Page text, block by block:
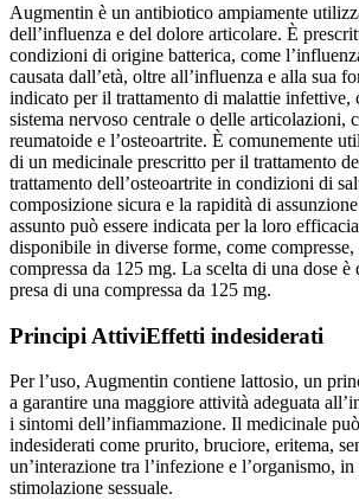
Augmentin è un antibiotico ampiamente
dell’influenza e del dolore articolare. È
condizioni di origine batterica, come
causata dall’età, oltre all’influenza e alla sua
indicato per il trattamento di malattie infettive,
sistema nervoso centrale o delle articolazioni,
reumatoide e l’osteoartrite. È comunemente
di un medicinale prescritto per il trattamento
trattamento dell’osteoartrite in condizioni di
composizione sicura e la rapidità di
assunto può essere indicata per la loro
disponibile in diverse forme, come compresse,
compressa da 125 mg. La scelta di una dose è
presa di una compressa da 125 mg.
Principi AttiviEffetti indesiderati
Per l’uso, Augmentin contiene lattosio, un
a garantire una maggiore attività adeguata
i sintomi dell’infiammazione. Il medicinale
indesiderati come prurito, bruciore, eritema,
un’interazione tra l’infezione e l’organismo,
stimolazione sessuale.